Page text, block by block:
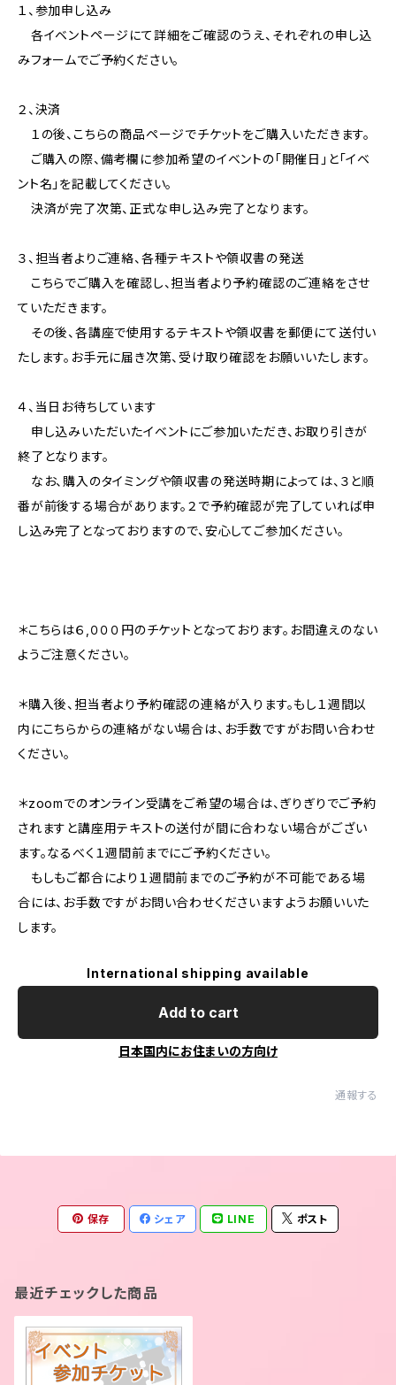
１、参加申し込み
各イベントページにて詳細をご確認のうえ、それぞれの申し込
みフォームでご予約ください。
２、決済
１の後、こちらの商品ページでチケットをご購入いただきます。
ご購入の際、備考欄に参加希望のイベントの「開催日」と「イベ
ント名」を記載してください。
決済が完了次第、正式な申し込み完了となります。
３、担当者よりご連絡、各種テキストや領収書の発送
こちらでご購入を確認し、担当者より予約確認のご連絡をさせ
ていただきます。
その後、各講座で使用するテキストや領収書を郵便にて送付い
たします。お手元に届き次第、受け取り確認をお願いいたします。
４、当日お待ちしています
申し込みいただいたイベントにご参加いただき、お取り引きが
終了となります。
なお、購入のタイミングや領収書の発送時期によっては、３と順
番が前後する場合があります。２で予約確認が完了していれば申
し込み完了となっておりますので、安心してご参加ください。
＊こちらは６,０００円のチケットとなっております。お間違えのない
ようご注意ください。
＊購入後、担当者より予約確認の連絡が入ります。もし１週間以
内にこちらからの連絡がない場合は、お手数ですがお問い合わせ
ください。
＊zoomでのオンライン受講をご希望の場合は、ぎりぎりでご予約
されますと講座用テキストの送付が間に合わない場合がござい
ます。なるべく１週間前までにご予約ください。
もしもご都合により１週間前までのご予約が不可能である場
合には、お手数ですがお問い合わせくださいますようお願いいた
します。
International shipping available
Add to cart
日本国内にお住まいの方向け
通報する
保存 シェア LINE ポスト
最近チェックした商品